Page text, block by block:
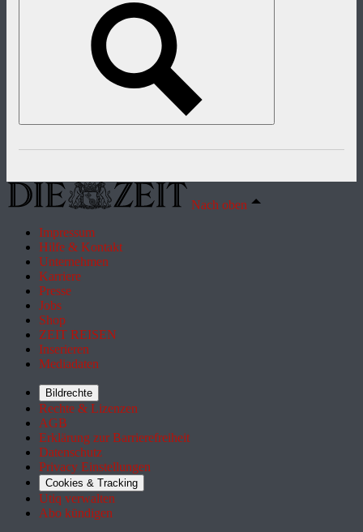
Nach oben
Impressum
Hilfe & Kontakt
Unternehmen
Karriere
Presse
Jobs
Shop
ZEIT REISEN
Inserieren
Mediadaten
Bildrechte
Rechte & Lizenzen
AGB
Erklärung zur Barrierefreiheit
Datenschutz
Privacy Einstellungen
Cookies & Tracking
Utiq verwalten
Abo kündigen